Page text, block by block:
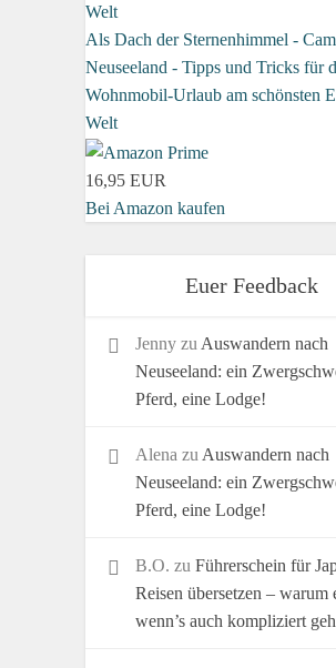
Als Dach der Sternenhimmel -
Neuseeland - Tipps und Tricks für
Wohnmobil-Urlaub am schönsten
Welt
16,95 EUR
Bei Amazon kaufen
Euer Feedback
Jenny zu Auswandern nach
Neuseeland: ein
Pferd, eine Lodge!
Alena zu Auswandern nach
Neuseeland: ein
Pferd, eine Lodge!
B.O. zu Führerschein für
Reisen übersetzen – warum
wenn’s auch kompliziert